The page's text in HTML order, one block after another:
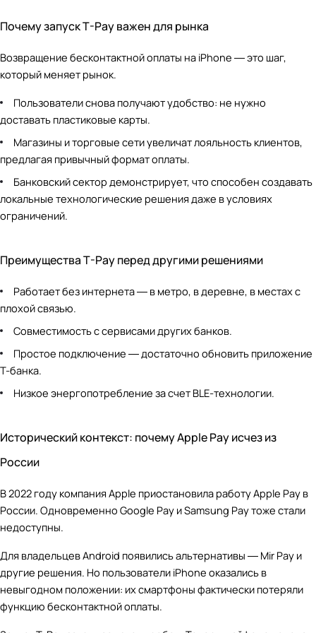
Почему запуск T-Pay важен для рынка
Возвращение бесконтактной оплаты на iPhone ― это шаг,
который меняет рынок.
Пользователи снова получают удобство: не нужно
доставать пластиковые карты.
Магазины и торговые сети увеличат лояльность клиентов,
предлагая привычный формат оплаты.
Банковский сектор демонстрирует, что способен создавать
локальные технологические решения даже в условиях
ограничений.
Преимущества T-Pay перед другими решениями
Работает без интернета ― в метро, в деревне, в местах с
плохой связью.
Совместимость с сервисами других банков.
Простое подключение ― достаточно обновить приложение
Т-банка.
Низкое энергопотребление за счет BLE-технологии.
Исторический контекст: почему Apple Pay исчез из
России
В 2022 году компания Apple приостановила работу Apple Pay в
России. Одновременно Google Pay и Samsung Pay тоже стали
недоступны.
Для владельцев Android появились альтернативы ― Mir Pay и
другие решения. Но пользователи iPhone оказались в
невыгодном положении: их смартфоны фактически потеряли
функцию бесконтактной оплаты.